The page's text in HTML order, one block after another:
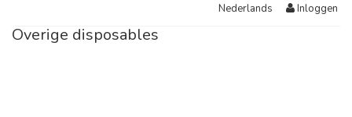
Nederlands Inloggen
Overige disposables